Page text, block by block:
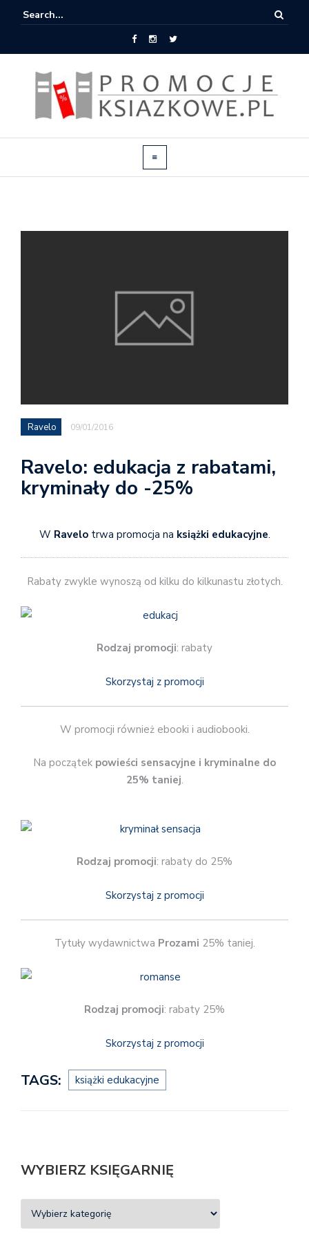
Ravelo 09/01/2016
Ravelo: edukacja z rabatami,
kryminały do -25%
W Ravelotrwa promocja na książki edukacyjne.
Rabaty zwykle wynoszą od kilku do kilkunastu złotych.
Rodzaj promocji: rabaty
Skorzystaj z promocji
W promocji również ebooki i audiobooki.
Na początek powieści sensacyjne i kryminalne do
25% taniej.
Rodzaj promocji: rabaty do 25%
Skorzystaj z promocji
Tytuły wydawnictwa Prozami 25% taniej.
Rodzaj promocji: rabaty 25%
Skorzystaj z promocji
TAGS: książki edukacyjne
WYBIERZ KSIĘGARNIĘ